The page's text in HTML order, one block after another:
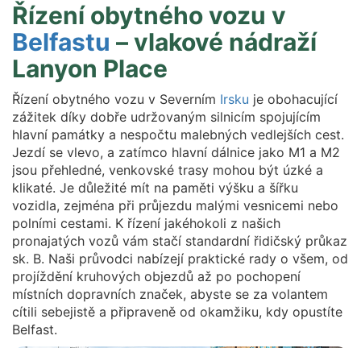
Řízení obytného vozu v
Belfastu – vlakové nádraží
Lanyon Place
Řízení obytného vozu v Severním Irsku je obohacující
zážitek díky dobře udržovaným silnicím spojujícím
hlavní památky a nespočtu malebných vedlejších cest.
Jezdí se vlevo, a zatímco hlavní dálnice jako M1 a M2
jsou přehledné, venkovské trasy mohou být úzké a
klikaté. Je důležité mít na paměti výšku a šířku
vozidla, zejména při průjezdu malými vesnicemi nebo
polními cestami. K řízení jakéhokoli z našich
pronajatých vozů vám stačí standardní řidičský průkaz
sk. B. Naši průvodci nabízejí praktické rady o všem, od
projíždění kruhových objezdů až po pochopení
místních dopravních značek, abyste se za volantem
cítili sebejistě a připraveně od okamžiku, kdy opustíte
Belfast.